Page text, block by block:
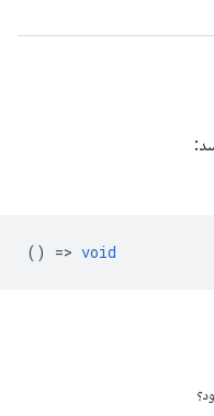
() => void